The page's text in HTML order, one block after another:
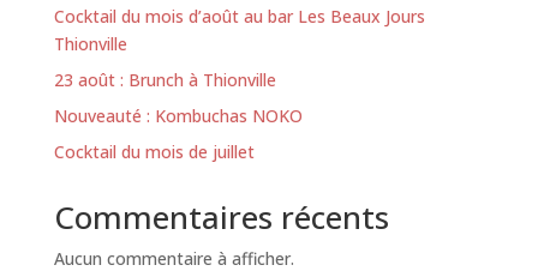
Cocktail du mois d’août au bar Les Beaux Jours
Thionville
23 août : Brunch à Thionville
Nouveauté : Kombuchas NOKO
Cocktail du mois de juillet
Commentaires récents
Aucun commentaire à afficher.